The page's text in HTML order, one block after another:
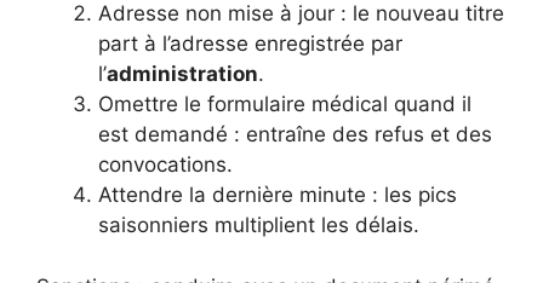
Adresse non mise à jour : le nouveau titre
part à l’adresse enregistrée par
l’administration.
Omettre le formulaire médical quand il
est demandé : entraîne des refus et des
convocations.
Attendre la dernière minute : les pics
saisonniers multiplient les délais.